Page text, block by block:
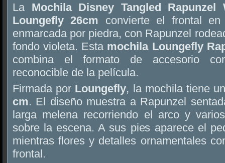
La Mochila Disney Tangled Rapunzel
Loungefly 26cm convierte el frontal
enmarcada por piedra, con Rapunzel
fondo violeta. Esta mochila Loungefly
combina el formato de accesorio
reconocible de la película.
Firmada por Loungefly, la mochila tiene
cm. El diseño muestra a Rapunzel
larga melena recorriendo el arco y
sobre la escena. A sus pies aparece el
mientras flores y detalles ornamentales
frontal.